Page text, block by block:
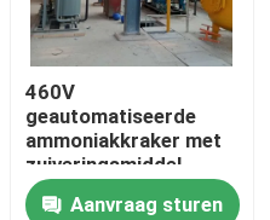
460V
geautomatiseerde
ammoniakkraker met
zuiveringsmiddel
Aanvraag sturen